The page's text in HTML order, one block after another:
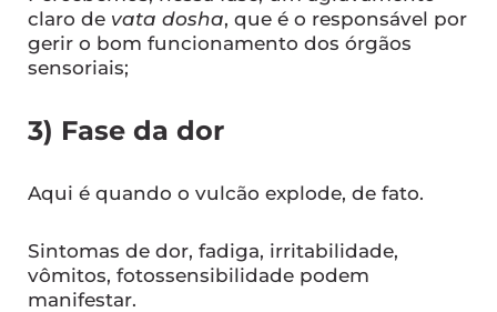
claro de vata dosha, que é o responsável por
gerir o bom funcionamento dos órgãos
sensoriais;
3) Fase da dor
Aqui é quando o vulcão explode, de fato.
Sintomas de dor, fadiga, irritabilidade,
vômitos, fotossensibilidade podem
manifestar.